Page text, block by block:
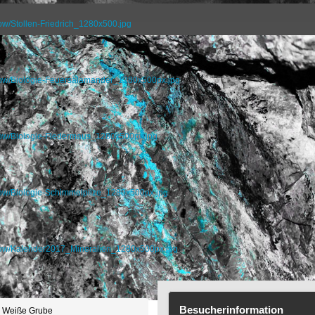
Stollen-Friedrich_1280x500.jpg
Biologie-Feuersalamander_1280x500px.jpg
Biologie-Fledermaus_1280x500px.jpg
Biologie-Schimmelpilze_1280x500px.jpg
Kalender2017_Mineralien_1280x500px.jpg
Weiße Grube Besucherinformation